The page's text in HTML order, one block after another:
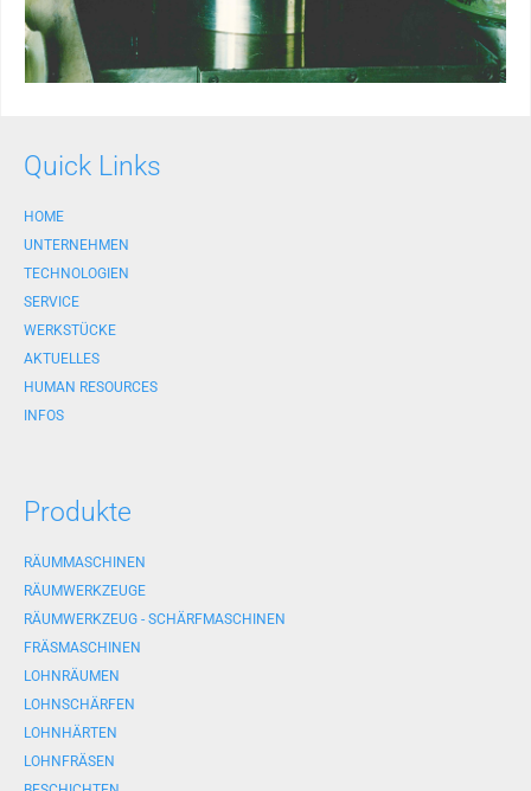
Quick Links
HOME
UNTERNEHMEN
TECHNOLOGIEN
SERVICE
WERKSTÜCKE
AKTUELLES
HUMAN RESOURCES
INFOS
Produkte
RÄUMMASCHINEN
RÄUMWERKZEUGE
RÄUMWERKZEUG - SCHÄRFMASCHINEN
FRÄSMASCHINEN
LOHNRÄUMEN
LOHNSCHÄRFEN
LOHNHÄRTEN
LOHNFRÄSEN